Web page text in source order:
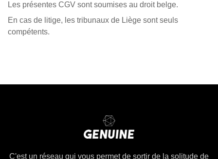
Les présentes CGV sont soumises au droit belge.
En cas de litige, les tribunaux de Liège sont seuls
compétents.
C'est un réseau qui vous permet de sortir de la solitude de